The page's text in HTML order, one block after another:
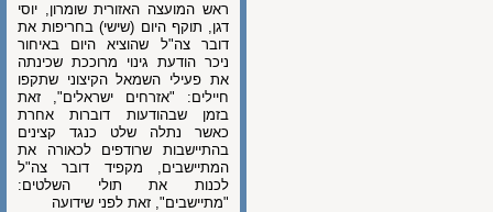
ראש המועצה האזורית שומרון, יוסי
דגן, תוקף היום (שישי) בחריפות את
דובר צה"ל שהוציא היום באיחור
ניכר הודעת גינוי מרוככת שכינתה
את פעילי השמאל הקיצוני שתקפו
חיילים: "אזרחים ישראלים", זאת
בזמן שבהודעות דוברות אחרת
כאשר נתלה שלט כנגד קצינים
בהתיישבות שרודפים לכאורה את
המתיישבים, מקפיד דובר צה"ל
לכנות את תולי השלטים:
"מתיישבים", זאת לפני שידועה